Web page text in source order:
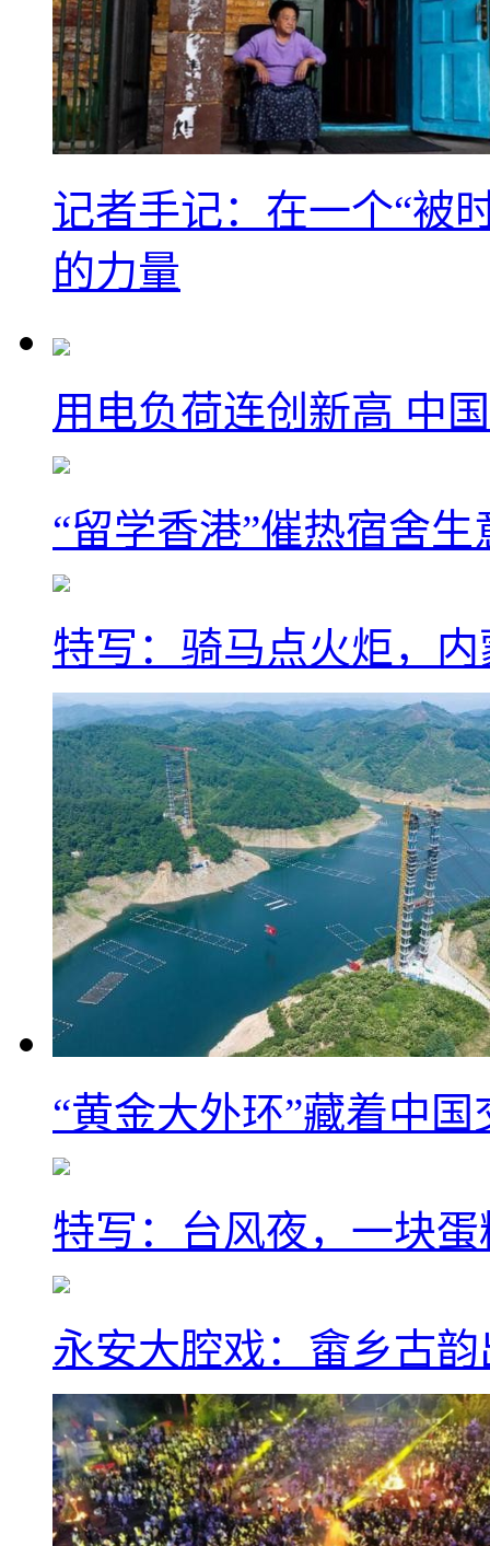
记者手记：在一个“被
的力量
用电负荷连创新高 中
“留学香港”催热宿舍
特写：骑马点火炬，
“黄金大外环”藏着中
特写：台风夜，一块
永安大腔戏：畲乡古